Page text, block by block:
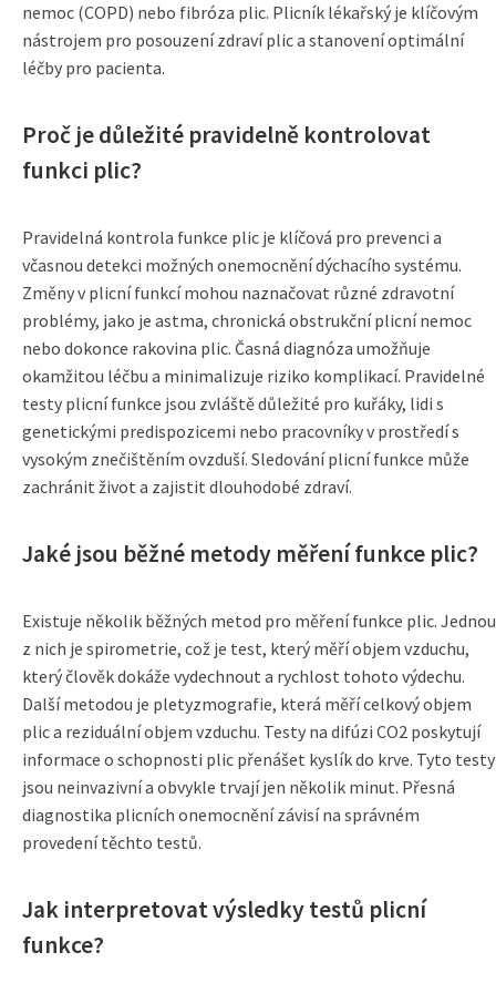
nemoc (COPD) nebo fibróza plic. Plicník lékařský je klíčovým
nástrojem pro posouzení zdraví plic a stanovení optimální
léčby pro pacienta.
Proč je důležité pravidelně kontrolovat
funkci plic?
Pravidelná kontrola funkce plic je klíčová pro prevenci a
včasnou detekci možných onemocnění dýchacího systému.
Změny v plicní funkcí mohou naznačovat různé zdravotní
problémy, jako je astma, chronická obstrukční plicní nemoc
nebo dokonce rakovina plic. Časná diagnóza umožňuje
okamžitou léčbu a minimalizuje riziko komplikací. Pravidelné
testy plicní funkce jsou zvláště důležité pro kuřáky, lidi s
genetickými predispozicemi nebo pracovníky v prostředí s
vysokým znečištěním ovzduší. Sledování plicní funkce může
zachránit život a zajistit dlouhodobé zdraví.
Jaké jsou běžné metody měření funkce plic?
Existuje několik běžných metod pro měření funkce plic. Jednou
z nich je spirometrie, což je test, který měří objem vzduchu,
který člověk dokáže vydechnout a rychlost tohoto výdechu.
Další metodou je pletyzmografie, která měří celkový objem
plic a reziduální objem vzduchu. Testy na difúzi CO2 poskytují
informace o schopnosti plic přenášet kyslík do krve. Tyto testy
jsou neinvazivní a obvykle trvají jen několik minut. Přesná
diagnostika plicních onemocnění závisí na správném
provedení těchto testů.
Jak interpretovat výsledky testů plicní
funkce?